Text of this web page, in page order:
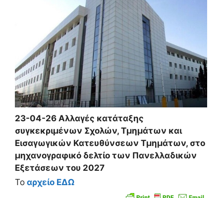
23-04-26 Αλλαγές κατάταξης
συγκεκριμένων Σχολών, Τμημάτων και
Εισαγωγικών Κατευθύνσεων Τμημάτων, στο
μηχανογραφικό δελτίο των Πανελλαδικών
Εξετάσεων του 2027
Το αρχείο ΕΔΩ